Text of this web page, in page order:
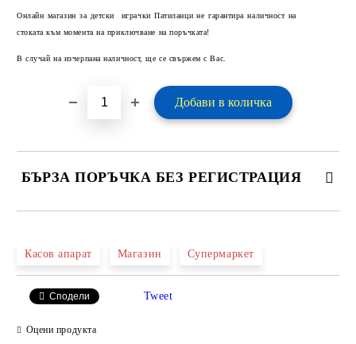
Онлайн магазин за детски играчки Патиланци не гарантира наличност на
стоката към момента на приключване на поръчката!
В случай на изчерпана наличност, ще се свържем с Вас.
БЪРЗА ПОРЪЧКА БЕЗ РЕГИСТРАЦИЯ
Ние ще се свържем с вас в рамките на работния ден.
Касов апарат Магазин Супермаркет
Сподели Tweet
Оцени продукта